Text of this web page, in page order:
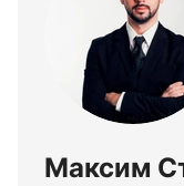
Максим